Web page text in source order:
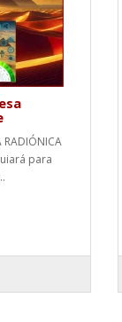
RADIÓNICA
para